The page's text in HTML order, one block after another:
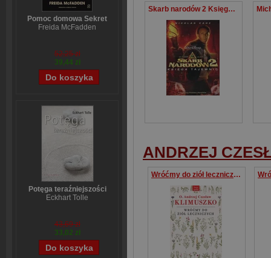
Pomoc domowa Sekret
Freida McFadden
52,25 zł
39,44 zł
Potęga teraźniejszości
Eckhart Tolle
43,69 zł
33,02 zł
Skarb narodów 2 Księga tajemnic
ANDRZEJ
Wróćmy do ziół leczniczych